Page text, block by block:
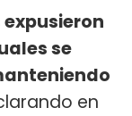
se
en